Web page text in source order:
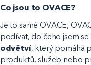
Co jsou to OVACE?
Je to samé OVACE,
podívat, do čeho jsem
odvětví, který pomáhá
produktů, služeb nebo